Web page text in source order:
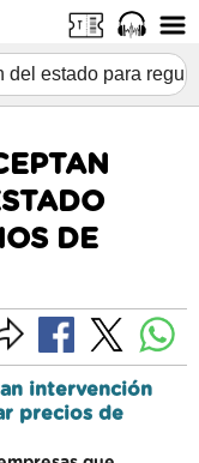
DE
intervención
precios de